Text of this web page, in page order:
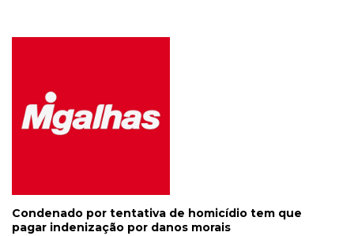
Condenado por tentativa de homicídio tem que
pagar indenização por danos morais